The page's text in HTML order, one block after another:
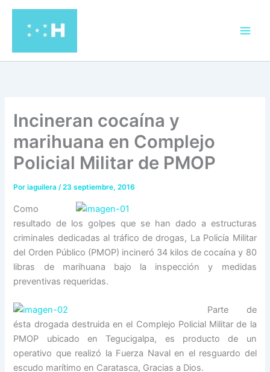
contenido
Incineran cocaína y
marihuana en Complejo
Policial Militar de PMOP
Poriaguilera/23 septiembre, 2016
Como
resultado de los golpes que se han dado a estructuras
criminales dedicadas al tráfico de drogas, La Policía Militar
del Orden Público (PMOP) incineró 34 kilos de cocaína y 80
libras de marihuana bajo la inspección y medidas
preventivas requeridas.
Parte de
ésta drogada destruida en el Complejo Policial Militar de la
PMOP ubicado en Tegucigalpa, es producto de un
operativo que realizó la Fuerza Naval en el resguardo del
escudo marítimo en Caratasca, Gracias a Dios.